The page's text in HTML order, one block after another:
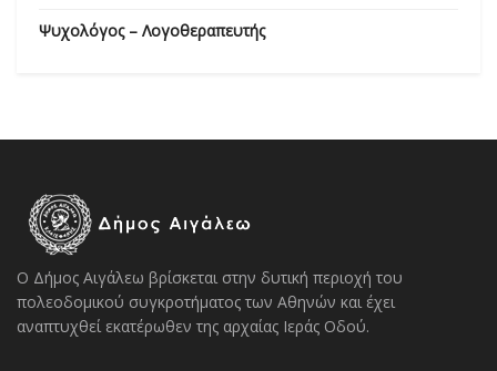
Ψυχολόγος – Λογοθεραπευτής
Ο Δήμος Αιγάλεω βρίσκεται στην δυτική περιοχή του
πολεοδομικού συγκροτήματος των Αθηνών και έχει
αναπτυχθεί εκατέρωθεν της αρχαίας Ιεράς Οδού.